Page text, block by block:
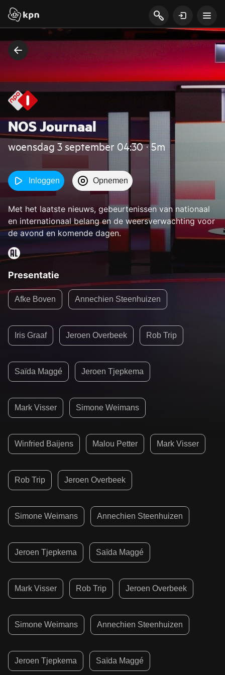
NOS Journaal
woensdag 3 september 04:30 ‧ 5m
Inloggen Opnemen
Met het laatste nieuws, gebeurtenissen van nationaal
en internationaal belang en de weersverwachting voor
de avond en komende dagen.
Presentatie
Afke Boven Annechien Steenhuizen
Iris Graaf Jeroen Overbeek Rob Trip
Saïda Maggé Jeroen Tjepkema
Mark Visser Simone Weimans
Winfried Baijens Malou Petter Mark Visser
Rob Trip Jeroen Overbeek
Simone Weimans Annechien Steenhuizen
Jeroen Tjepkema Saïda Maggé
Mark Visser Rob Trip Jeroen Overbeek
Simone Weimans Annechien Steenhuizen
Jeroen Tjepkema Saïda Maggé